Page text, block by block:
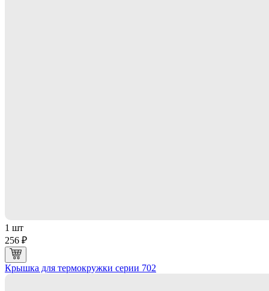
1 шт
256 ₽
Крышка для термокружки серии 702